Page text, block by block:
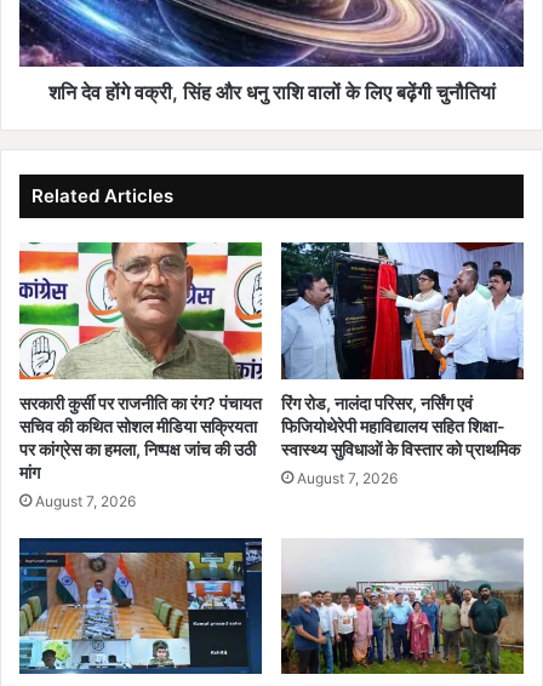
का
का
ला
,
रि
मा
औ
र
आ
क
सु
र
क्षा
वि
शे
ष
जो
र
व
क्री
,
नु
रा
शि
वा
लों
के
लि
ए
ब
ढ़ें
गी
चु
यां
शनि देव होंगे वक्री, सिंह और धनु राशि वालों के लिए बढ़ेंगी चुनौतियां
Related Articles
सरकारी कुर्सी पर राजनीति का रंग? पंचायत
सचिव की कथित सोशल मीडिया सक्रियता
पर कांग्रेस का हमला, निष्पक्ष जांच की उठी
मांग
August 7, 2026
रिंग रोड, नालंदा परिसर, नर्सिंग एवं
फिजियोथेरेपी महाविद्यालय सहित शिक्षा-
स्वास्थ्य सुविधाओं के विस्तार को प्राथमिक
August 7, 2026